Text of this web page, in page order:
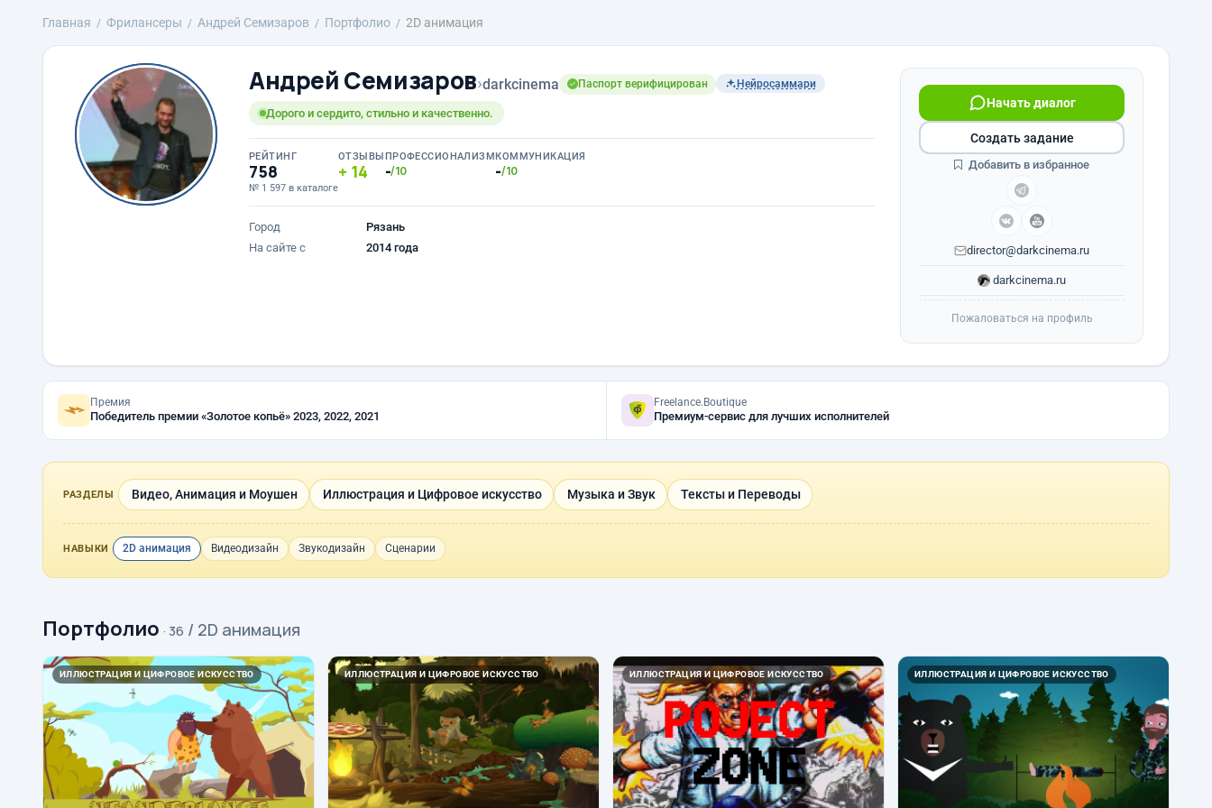
Главная Фрилансеры Андрей Семизаров Портфолио 2D анимация
Андрей Семизаров›darkcinema Паспорт верифицирован Нейросаммари
Дорого и сердито, стильно и качественно.
РЕЙТИНГ
758
№ 1 597 в каталоге
ОТЗЫВЫ
14
ПРОФЕССИОНАЛИЗМ
-/10
КОММУНИКАЦИЯ
-/10
Город
Рязань
На сайте с
2014 года
Начать диалог
director@darkcinema.ru
darkcinema.ru
Создать задание
Добавить в избранное
Пожаловаться на профиль
Премия
Победитель премии «Золотое копьё» 2023, 2022, 2021
Freelance.Boutique
Премиум-сервис для лучших исполнителей
РАЗДЕЛЫ Видео, Анимация и Моушен Иллюстрация и Цифровое искусство Музыка и Звук Тексты и Переводы
НАВЫКИ 2D анимация Видеодизайн Звукодизайн Сценарии
Портфолио · 36 / 2D анимация
ИЛЛЮСТРАЦИЯ И ЦИФРОВОЕ ИСКУССТВО ИЛЛЮСТРАЦИЯ И ЦИФРОВОЕ ИСКУССТВО ИЛЛЮСТРАЦИЯ И ЦИФРОВОЕ ИСКУССТВО ИЛЛЮСТРАЦИЯ И ЦИФРОВОЕ ИСКУССТВО